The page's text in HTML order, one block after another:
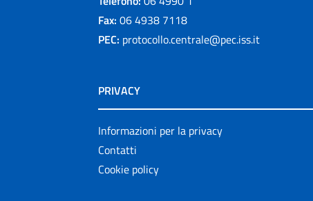
Fax: 06 4938 7118
PEC: protocollo.centrale@pec.iss.it
PRIVACY
Informazioni per la privacy
Contatti
Cookie policy